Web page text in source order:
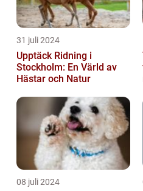
31 juli 2024
Upptäck Ridning i
Stockholm: En Värld av
Hästar och Natur
08 juli 2024